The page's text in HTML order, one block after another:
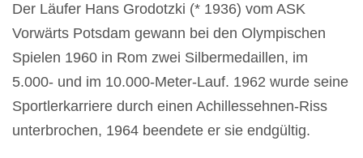
Der Läufer Hans Grodotzki (* 1936) vom ASK
Vorwärts Potsdam gewann bei den Olympischen
Spielen 1960 in Rom zwei Silbermedaillen, im
5.000- und im 10.000-Meter-Lauf. 1962 wurde seine
Sportlerkarriere durch einen Achillessehnen-Riss
unterbrochen, 1964 beendete er sie endgültig.